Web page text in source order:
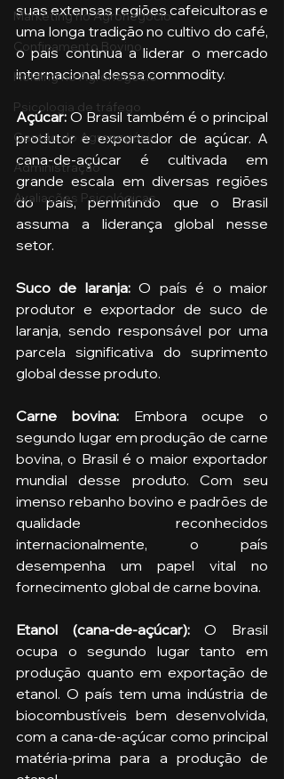
Marketing no Agronegócio
Confinamento Bovino
Holding no Agronegócio
Psicologia de tráfego
Gestão do Agronegócio
Administração
Avaliações Psicológicas
suas extensas regiões cafeicultoras e
uma longa tradição no cultivo do café,
o país continua a liderar o mercado
internacional dessa commodity.
Açúcar: O Brasil também é o principal
produtor e exportador de açúcar. A
cana-de-açúcar é cultivada em
grande escala em diversas regiões
do país, permitindo que o Brasil
assuma a liderança global nesse
setor.
Suco de laranja: O país é o maior
produtor e exportador de suco de
laranja, sendo responsável por uma
parcela significativa do suprimento
global desse produto.
Carne bovina: Embora ocupe o
segundo lugar em produção de carne
bovina, o Brasil é o maior exportador
mundial desse produto. Com seu
imenso rebanho bovino e padrões de
qualidade reconhecidos
internacionalmente, o país
desempenha um papel vital no
fornecimento global de carne bovina.
Etanol (cana-de-açúcar): O Brasil
ocupa o segundo lugar tanto em
produção quanto em exportação de
etanol. O país tem uma indústria de
biocombustíveis bem desenvolvida,
com a cana-de-açúcar como principal
matéria-prima para a produção de